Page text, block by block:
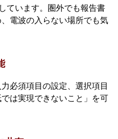
ています。圏外でも報告書
電波の入らない場所でも気
必須項目の設定、選択項目
は実現できないこと」を可